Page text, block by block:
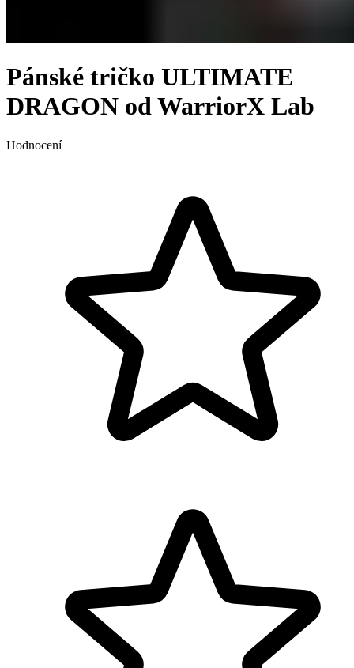
Pánské tričko ULTIMATE
DRAGON od WarriorX Lab
Hodnocení